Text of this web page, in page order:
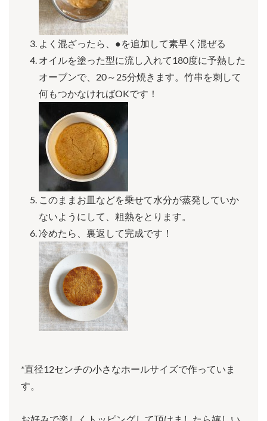
よく混ざったら、●を追加して素早く混ぜる
オイルを塗った型に流し入れて180度に予熱した
オーブンで、20～25分焼きます。竹串を刺して
何もつかなければOKです！
このままお皿などを乗せて水分が蒸発していか
ないようにして、粗熱をとります。
冷めたら、裏返して完成です！
*直径12センチの小さなホールサイズで作っていま
す。